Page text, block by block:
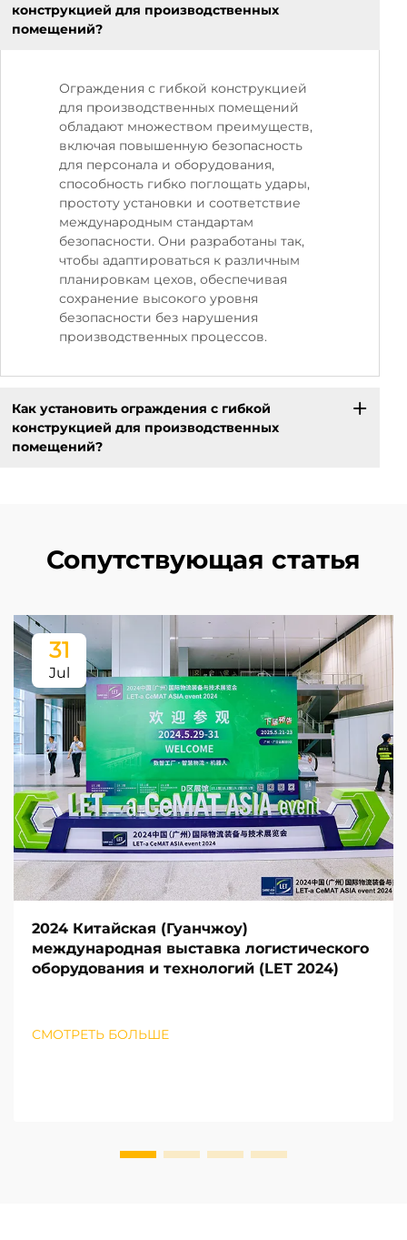
конструкцией для производственных
помещений?
Ограждения с гибкой конструкцией
для производственных помещений
обладают множеством преимуществ,
включая повышенную безопасность
для персонала и оборудования,
способность гибко поглощать удары,
простоту установки и соответствие
международным стандартам
безопасности. Они разработаны так,
чтобы адаптироваться к различным
планировкам цехов, обеспечивая
сохранение высокого уровня
безопасности без нарушения
производственных процессов.
Как установить ограждения с гибкой
конструкцией для производственных
помещений?
Сопутствующая статья
31
Jul
2024 Китайская (Гуанчжоу)
международная выставка логистического
оборудования и технологий (LET 2024)
СМОТРЕТЬ БОЛЬШЕ